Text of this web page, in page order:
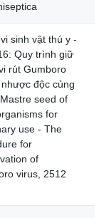
sinh vật thú y -
Quy trình giữ
rút Gumboro
độc củng
seed of
for
use - The
for
of
virus, 2512